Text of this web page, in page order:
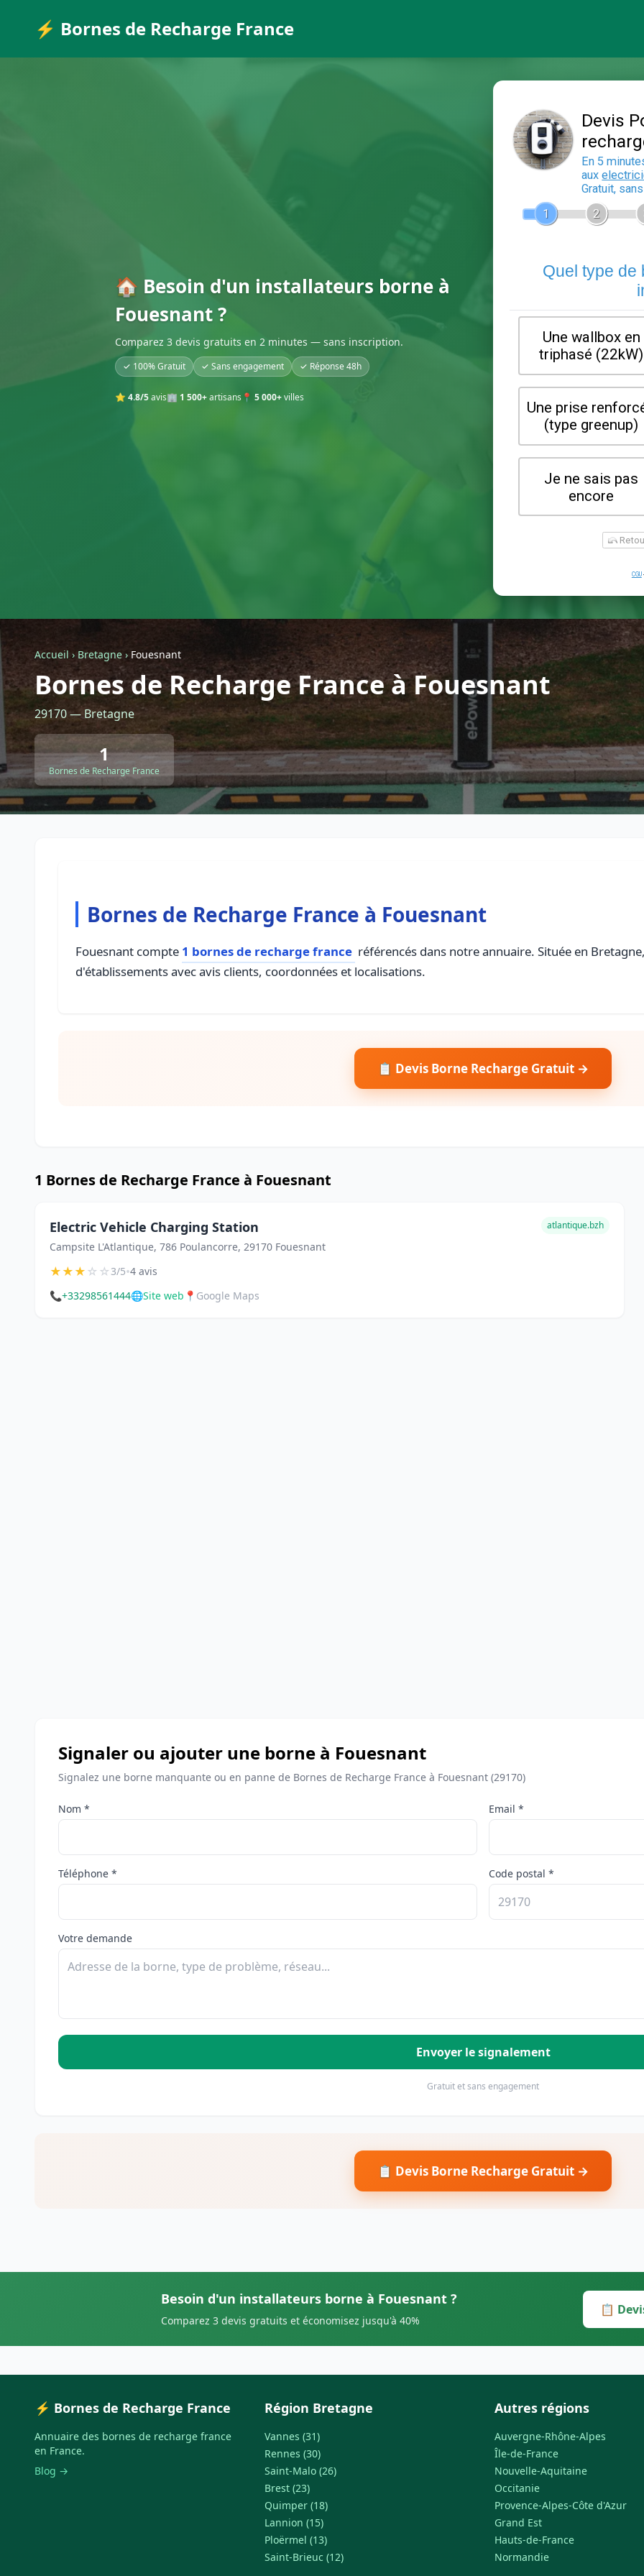
⚡ Bornes de Recharge France
🏠 Besoin d'un installateurs borne à
Fouesnant ?
Comparez 3 devis gratuits en 2 minutes — sans inscription.
✓ 100% Gratuit ✓ Sans engagement ✓ Réponse 48h
⭐ 4.8/5avis🏢 1 500+artisans 📍 5 000+villes
Accueil › Bretagne › Fouesnant
Bornes de Recharge France à Fouesnant
29170 — Bretagne
1
Bornes de Recharge France
Bornes de Recharge France à Fouesnant
Fouesnant compte 1 bornes de recharge france référencés dans notre annuaire. Située en
d'établissements avec avis clients, coordonnées et localisations.
📋 Devis Borne Recharge Gratuit →
1 Bornes de Recharge France à Fouesnant
Electric Vehicle Charging Station
Campsite L'Atlantique, 786 Poulancorre, 29170 Fouesnant
atlantique.bzh
★★★☆☆3/5•4 avis
📞+33298561444🌐Site web 📍 Google Maps
Signaler ou ajouter une borne à Fouesnant
Signalez une borne manquante ou en panne de Bornes de Recharge France à Fouesnant (29170)
Nom * Email *
Téléphone * Code postal *
Votre demande
Envoyer le signalement
Gratuit et sans engagement
📋 Devis Borne Recharge Gratuit →
Besoin d'un installateurs borne à Fouesnant ?
Comparez 3 devis gratuits et économisez jusqu'à 40%
📋
⚡ Bornes de Recharge France
Annuaire des bornes de recharge france
en France.
Blog →
Région Bretagne
Vannes (31)
Rennes (30)
Saint-Malo (26)
Brest (23)
Quimper (18)
Lannion (15)
Ploërmel (13)
Saint-Brieuc (12)
Autres régions
Auvergne-Rhône-Alpes
Île-de-France
Nouvelle-Aquitaine
Occitanie
Provence-Alpes-Côte d'Azur
Grand Est
Hauts-de-France
Normandie